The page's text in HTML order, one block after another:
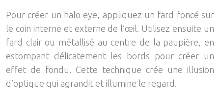
Pour créer un halo eye, appliquez un fard foncé sur
le coin interne et externe de l’œil. Utilisez ensuite un
fard clair ou métallisé au centre de la paupière, en
estompant délicatement les bords pour créer un
effet de fondu. Cette technique crée une illusion
d’optique qui agrandit et illumine le regard.